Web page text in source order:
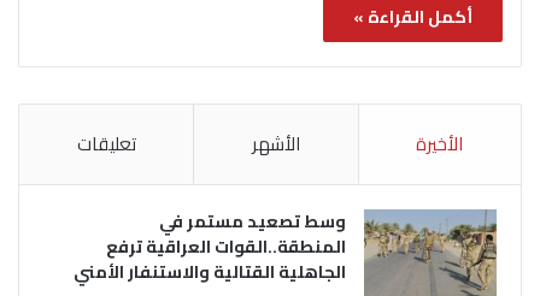
أكمل القراءة »
الأخيرة الأشهر تعليقات
وسط تصعيد مستمر في
المنطقة..القوات العراقية ترفع
الجاهلية القتالية والاستنفار الأمني